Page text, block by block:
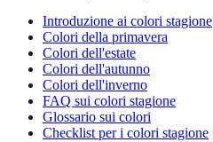
Introduzione ai colori stagione
Colori della primavera
Colori dell'estate
Colori dell'autunno
Colori dell'inverno
FAQ sui colori stagione
Glossario sui colori
Checklist per i colori stagione